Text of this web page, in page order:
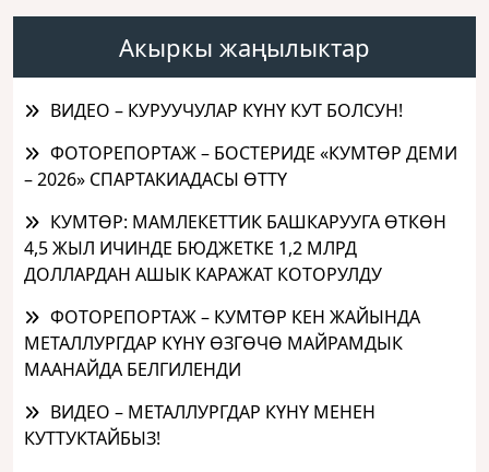
Акыркы жаңылыктар
ВИДЕО – КУРУУЧУЛАР КҮНҮ КУТ БОЛСУН!
ФОТОРЕПОРТАЖ – БОСТЕРИДЕ «КУМТӨР ДЕМИ
– 2026» СПАРТАКИАДАСЫ ӨТТҮ
КУМТӨР: МАМЛЕКЕТТИК БАШКАРУУГА ӨТКӨН
4,5 ЖЫЛ ИЧИНДЕ БЮДЖЕТКЕ 1,2 МЛРД
ДОЛЛАРДАН АШЫК КАРАЖАТ КОТОРУЛДУ
ФОТОРЕПОРТАЖ – КУМТӨР КЕН ЖАЙЫНДА
МЕТАЛЛУРГДАР КҮНҮ ӨЗГӨЧӨ МАЙРАМДЫК
МААНАЙДА БЕЛГИЛЕНДИ
ВИДЕО – МЕТАЛЛУРГДАР КҮНҮ МЕНЕН
КУТТУКТАЙБЫЗ!